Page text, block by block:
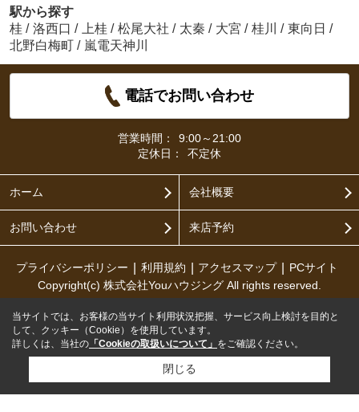
駅から探す
桂 / 洛西口 / 上桂 / 松尾大社 / 太秦 / 大宮 / 桂川 / 東向日 /
北野白梅町 / 嵐電天神川
電話でお問い合わせ
営業時間：
9:00～21:00
定休日：
不定休
ホーム 会社概要
お問い合わせ 来店予約
プライバシーポリシー 利用規約 アクセスマップ
PCサイト
Copyright(c) 株式会社Youハウジング All rights reserved.
当サイトでは、お客様の当サイト利用状況把握、サービス向上検討を目的と
して、クッキー（Cookie）を使用しています。
詳しくは、当社の 「Cookieの取扱いについて」 をご確認ください。
閉じる